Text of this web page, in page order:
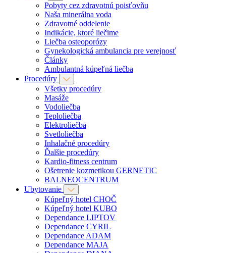
Pobyty cez zdravotnú poisťovňu
Naša minerálna voda
Zdravotné oddelenie
Indikácie, ktoré liečime
Liečba osteoporózy
Gynekologická ambulancia pre verejnosť
Články
Ambulantná kúpeľná liečba
Procedúry
Všetky procedúry
Masáže
Vodoliečba
Teploliečba
Elektroliečba
Svetloliečba
Inhalačné procedúry
Ďalšie procedúry
Kardio-fitness centrum
Ošetrenie kozmetikou GERNETIC
BALNEOCENTRUM
Ubytovanie
Kúpeľný hotel CHOČ
Kúpeľný hotel KUBO
Dependance LIPTOV
Dependance CYRIL
Dependance ADAM
Dependance MAJA